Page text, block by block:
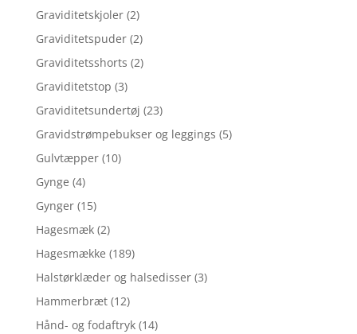
Graviditetskjoler (2)
Graviditetspuder (2)
Graviditetsshorts (2)
Graviditetstop (3)
Graviditetsundertøj (23)
Gravidstrømpebukser og leggings (5)
Gulvtæpper (10)
Gynge (4)
Gynger (15)
Hagesmæk (2)
Hagesmække (189)
Halstørklæder og halsedisser (3)
Hammerbræt (12)
Hånd- og fodaftryk (14)